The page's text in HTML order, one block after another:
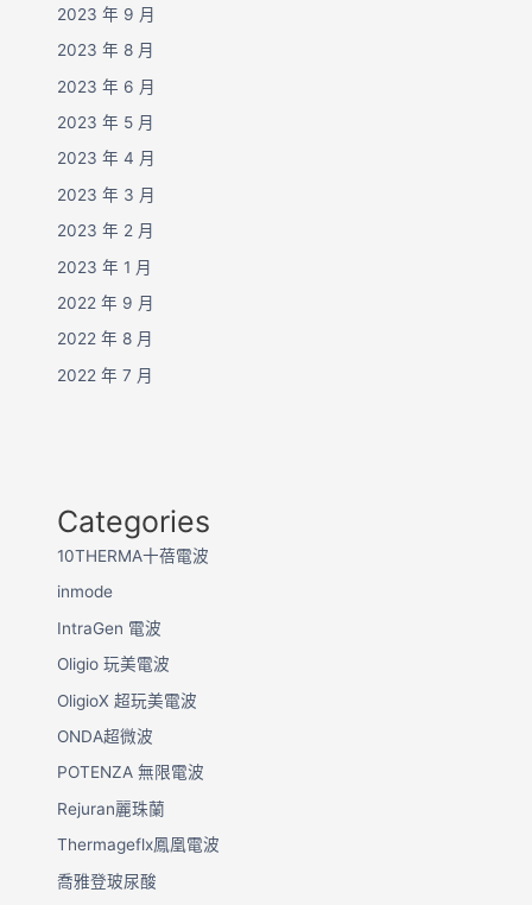
2023 年 9 月
2023 年 8 月
2023 年 6 月
2023 年 5 月
2023 年 4 月
2023 年 3 月
2023 年 2 月
2023 年 1 月
2022 年 9 月
2022 年 8 月
2022 年 7 月
Categories
10THERMA十蓓電波
inmode
IntraGen 電波
Oligio 玩美電波
OligioX 超玩美電波
ONDA超微波
POTENZA 無限電波
Rejuran麗珠蘭
Thermageflx鳳凰電波
喬雅登玻尿酸